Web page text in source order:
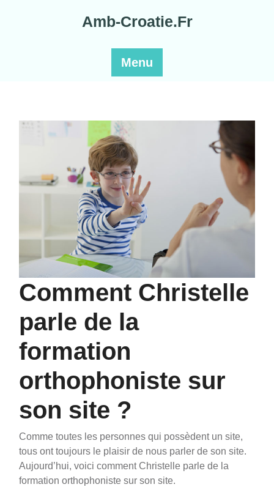
Amb-Croatie.Fr
Menu
Comment Christelle
parle de la
formation
orthophoniste sur
son site ?
Comme toutes les personnes qui possèdent un site,
tous ont toujours le plaisir de nous parler de son site.
Aujourd’hui, voici comment Christelle parle de la
formation orthophoniste sur son site.